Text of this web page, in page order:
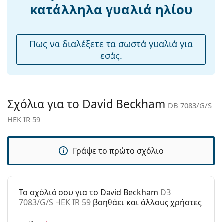
μαξιλάρια
άρθρωση:
Όχι
Αξεσουάρ
Πανί
καθαρισμού:
Ναι
Άλλα
Ανδρικά
Χρήση:
Μόδα
κατάλληλα γυαλιά ηλίου
Πως να διαλέξετε τα σωστά γυαλιά για
εσάς.
Σχόλια για το David Beckham DB 7083/G/S
HEK IR 59
Γράψε το πρώτο σχόλιο
To σχόλιό σου για το David Beckham DB
7083/G/S HEK IR 59 βοηθάει και άλλους χρήστες